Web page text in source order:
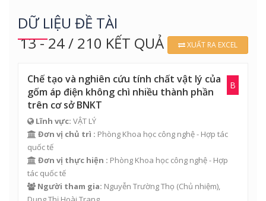
DỮ LIỆU ĐỀ TÀI
13 - 24 / 210 KẾT QUẢ
XUẤT RA EXCEL
B
Chế tạo và nghiên cứu tính chất vật lý của
gốm áp điện không chì nhiều thành phần
trên cơ sở BNKT
Lĩnh vực: VẬT LÝ
Đơn vị chủ trì : Phòng Khoa học công nghệ - Hợp tác
quốc tế
Đơn vị thực hiện : Phòng Khoa học công nghệ - Hợp
tác quốc tế
Người tham gia: Nguyễn Trường Thọ (Chủ nhiệm),